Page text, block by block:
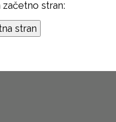
stran: